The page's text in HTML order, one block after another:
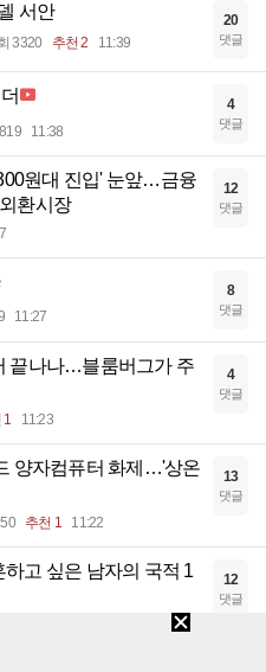
서안
3320 추천 2 11:39
20
댓글
11:38
4
댓글
원대 진입' 눈앞…금융
환시장
12
댓글
11:27
8
댓글
끝나나…블룸버그가 주
1 11:23
4
댓글
양자컴퓨터 화제…'상온
추천 1 11:22
13
댓글
고 싶은 남자의 국적 1
12
댓글